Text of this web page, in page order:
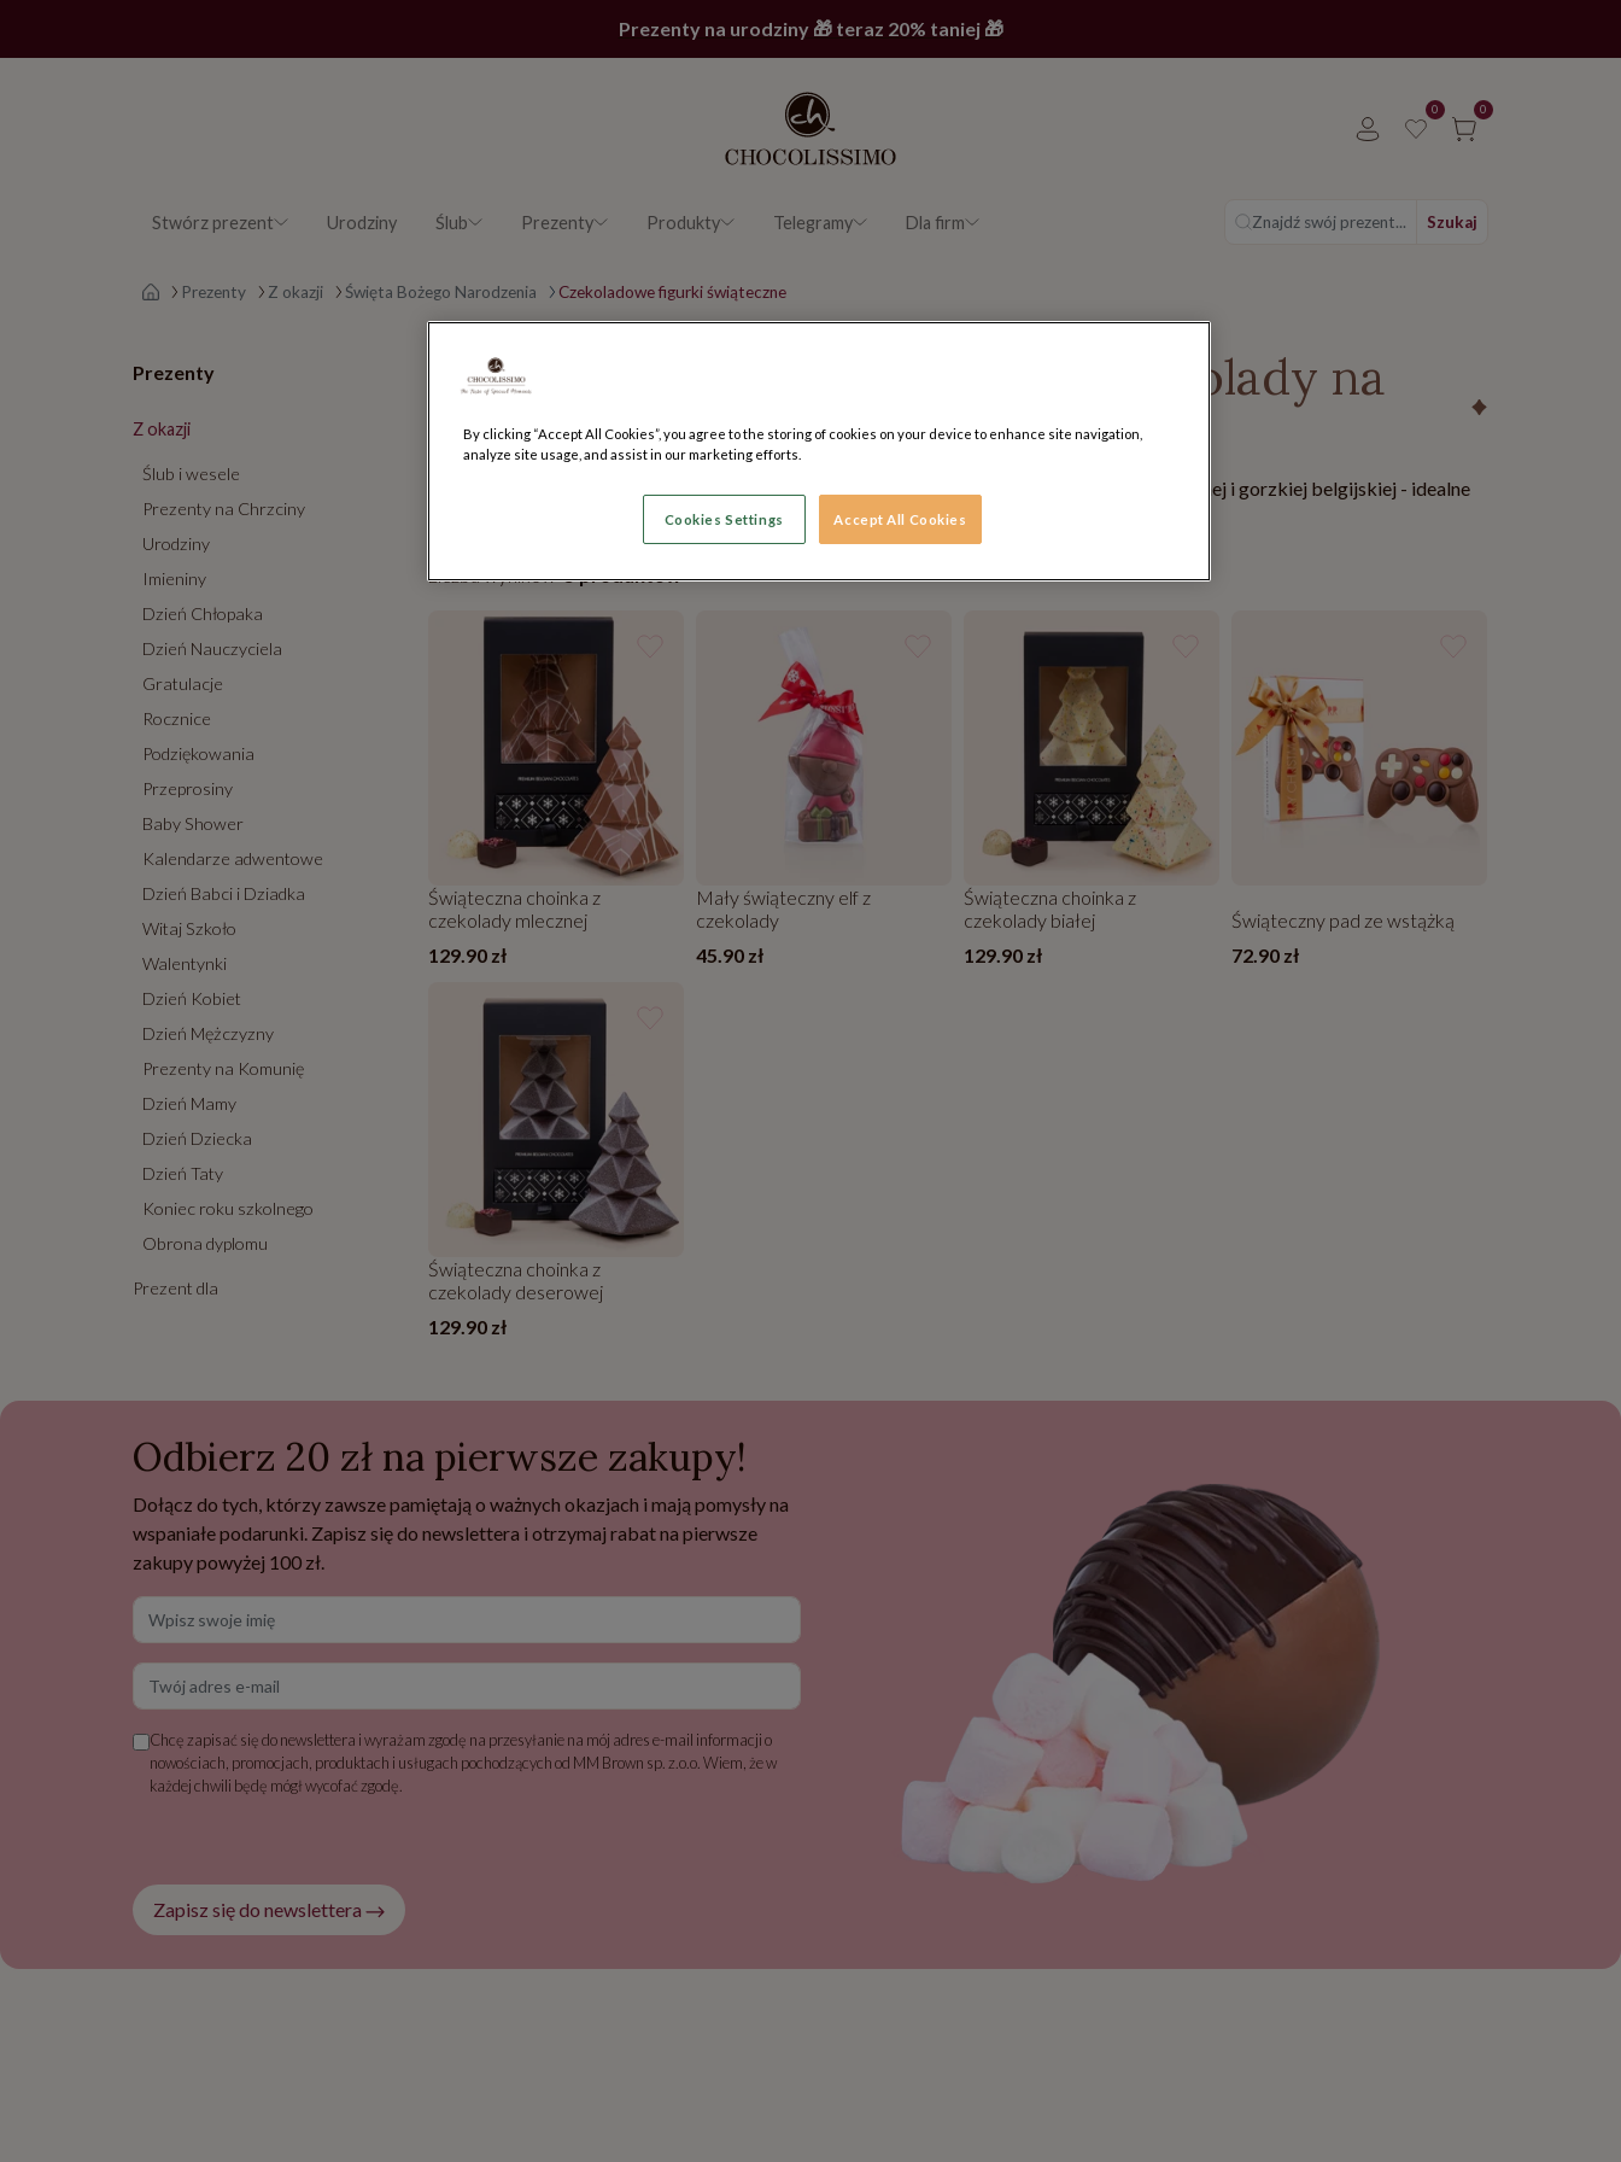
Prezenty na urodziny 🎁 teraz 20% taniej 🎁
0 0
Stwórz prezent Urodziny Ślub Prezenty Produkty Telegramy Dla firm Znajdź swój prezent... Szukaj
Strona główna
Prezenty Z okazji Święta Bożego Narodzenia Czekoladowe figurki świąteczne
Prezenty
Z okazji
Ślub i wesele
Prezenty na Chrzciny
Urodziny
Imieniny
Dzień Chłopaka
Dzień Nauczyciela
Gratulacje
Rocznice
Podziękowania
Przeprosiny
Baby Shower
Kalendarze adwentowe
Dzień Babci i Dziadka
Witaj Szkoło
Walentynki
Dzień Kobiet
Dzień Mężczyzny
Prezenty na Komunię
Dzień Mamy
Dzień Dziecka
Dzień Taty
Koniec roku szkolnego
Obrona dyplomu
Prezent dla
Choinki, renifery i mikołaje z czekolady na
Święta
, zabawne renifery, zdobione choinki z czekolady białej, mlecznej i gorzkiej belgijskiej - idealne
na prezent bożonarodzeniowy, który zachwyci Twoich bliskich.
Liczba wyników 5 produktów
Świąteczna choinka z
czekolady mlecznej
129.90 zł
Mały świąteczny elf z
czekolady
45.90 zł
Świąteczna choinka z
czekolady białej
129.90 zł
Świąteczny pad ze wstążką
72.90 zł
Świąteczna choinka z
czekolady deserowej
129.90 zł
Odbierz 20 zł na pierwsze zakupy!
Dołącz do tych, którzy zawsze pamiętają o ważnych okazjach i mają pomysły na
wspaniałe podarunki. Zapisz się do newslettera i otrzymaj rabat na pierwsze
zakupy powyżej 100 zł.
Wpisz swoje imię
Twój adres e-mail
Chcę zapisać się do newslettera i wyrażam zgodę na przesyłanie na mój adres e-mail informacji o
nowościach, promocjach, produktach i usługach pochodzących od MM Brown sp. z.o.o. Wiem, że w
każdej chwili będę mógł wycofać zgodę.
Zapisz się do newslettera
By clicking “Accept All Cookies”, you agree to the storing of cookies on your device to enhance site navigation,
analyze site usage, and assist in our marketing efforts.
Cookies Settings Accept All Cookies